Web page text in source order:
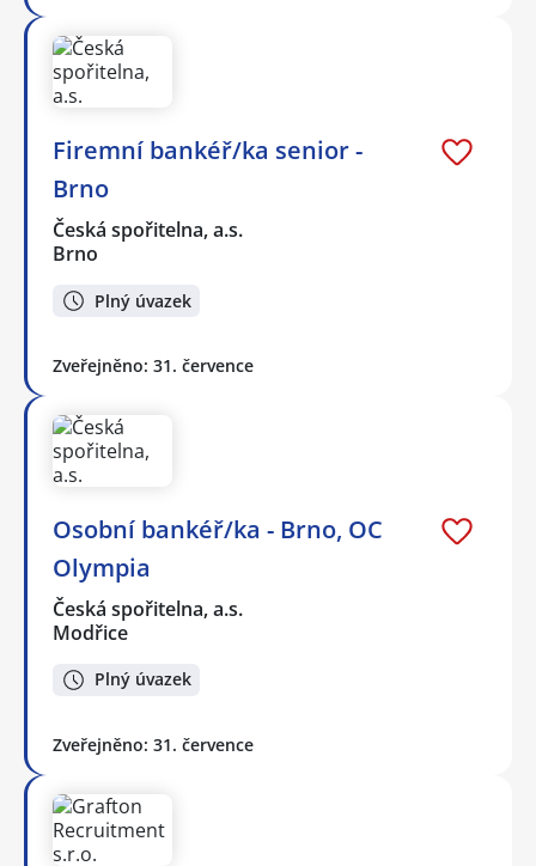
Firemní bankéř/ka senior -
Brno
Česká spořitelna, a.s.
Brno
Plný úvazek
Zveřejněno: 31. července
Osobní bankéř/ka - Brno, OC
Olympia
Česká spořitelna, a.s.
Modřice
Plný úvazek
Zveřejněno: 31. července